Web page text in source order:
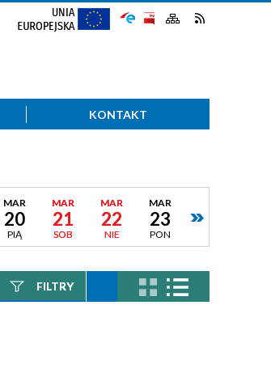
KONTAKT
MAR
20
PIĄ
MAR
21
SOB
MAR
22
NIE
MAR
23
PON
FILTRY